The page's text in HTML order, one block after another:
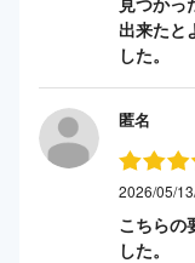
出来たと
した。
匿名
2026/05/
こちらの
した。